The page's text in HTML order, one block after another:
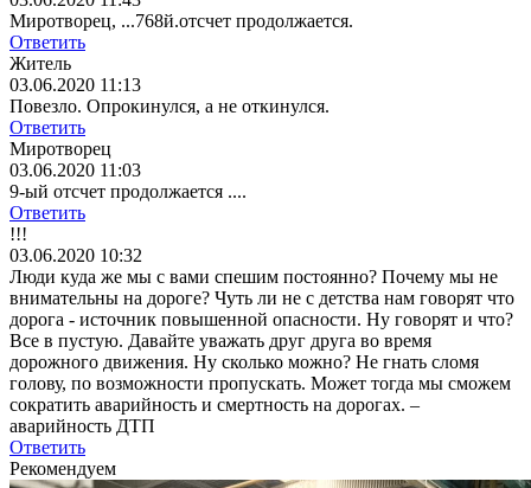
Миротворец, ...768й.отсчет продолжается.
Ответить
Житель
03.06.2020 11:13
Повезло. Опрокинулся, а не откинулся.
Ответить
Миротворец
03.06.2020 11:03
9-ый отсчет продолжается ....
Ответить
!!!
03.06.2020 10:32
Люди куда же мы с вами спешим постоянно? Почему мы не
внимательны на дороге? Чуть ли не с детства нам говорят что
дорога - источник повышенной опасности. Ну говорят и что?
Все в пустую. Давайте уважать друг друга во время
дорожного движения. Ну сколько можно? Не гнать сломя
голову, по возможности пропускать. Может тогда мы сможем
сократить аварийность и смертность на дорогах. –
аварийность ДТП
Ответить
Рекомендуем